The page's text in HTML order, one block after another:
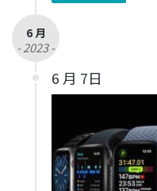
6 月
- 2023 -
6 月 7日